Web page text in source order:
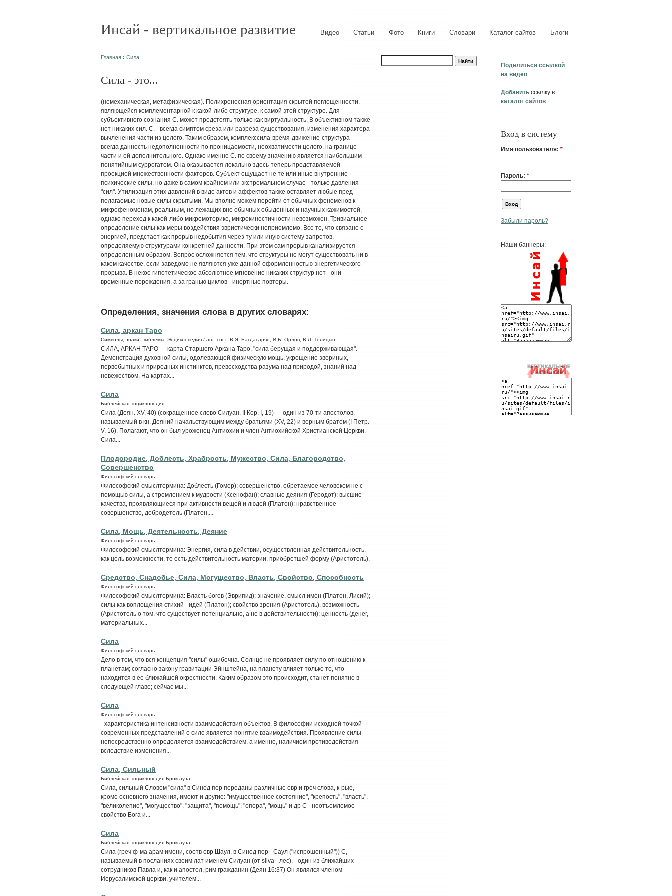
Инсай - вертикальное развитие Видео Статьи Фото Книги Словари Каталог сайтов Блоги
Поделиться ссылкой
на видео
Добавить ссылку в
каталог сайтов
Вход в систему
Имя пользователя: *
Пароль: *
Забыли пароль?
Наши баннеры:
Главная › Сила
Сила - это...
(немеханическая, метафизическая). Полихроносная ориентация скрытой поглощенности,
являющейся комплементарной к какой-либо структуре, к самой этой структуре. Для
субъективного сознания С. может предстоять только как виртуальность. В объективном также
нет никаких сил. С. - всегда симптом среза или разреза существования, изменения характера
вычленения части из целого. Таким образом, комплекссила-время-движение-структура -
всегда данность недополненности по проницаемости, неохватимости целого, на границе
части и ей дополнительного. Однако именно С. по своему значению является наибольшим
понятийным суррогатом. Она оказывается локально здесь-теперь представляемой
проекцией множественности факторов. Субъект ощущает не те или иные внутренние
психические силы, но даже в самом крайнем или экстремальном случае - только давления
"сил". Утилизация этих давлений в виде актов и аффектов также оставляет любые пред-
полагаемые новые силы скрытыми. Мы вполне можем перейти от обычных феноменов к
микрофеноменам, реальным, но лежащих вне обычных обыденных и научных кажимостей,
однако переход к какой-либо микромоторике, микрокинестичности невозможен. Тривиальное
определение силы как меры воздействия эвристически неприемлемо. Все то, что связано с
энергией, предстает как прорыв недобытия через ту или иную систему запретов,
определяемую структурами конкретней данности. При этом сам прорыв канализируется
определенным образом. Вопрос осложняется тем, что структуры не могут существовать ни в
каком качестве, если заведомо не являются уже данной оформленностью энергетического
прорыва. В некое гипотетическое абсолютное мгновение никаких структур нет - они
временные порождения, а за гранью циклов - инертные повторы.
Определения, значения слова в других словарях:
Сила, аркан Таро
Символы; знаки; эмблемы: Энциклопедия / авт.-сост. В.Э. Багдасарян; И.Б. Орлов; В.Л. Телицын
СИЛА, АРКАН ТАРО — карта Старшего Аркана Таро, "сила берущая и поддерживающая".
Демонстрация духовной силы, одолевающей физическую мощь, укрощение звериных,
первобытных и природных инстинктов, превосходства разума над природой, знаний над
невежеством. На картах...
Сила
Библейская энциклопедия
Сила (Деян. XV, 40) (сокращенное слово Силуан, II Кор. I, 19) — один из 70-ти апостолов,
называемый в кн. Деяний начальствующим между братьями (XV, 22) и верным братом (I Петр.
V, 16). Полагают, что он был уроженец Антиохии и член Антиохийской Христианской Церкви.
Сила...
Плодородие, Доблесть, Храбрость, Мужество, Сила, Благородство,
Совершенство
Философский словарь
Философский смыслтермина: Доблесть (Гомер); совершенство, обретаемое человеком не с
помощью силы, а стремлением к мудрости (Ксенофан); славные деяния (Геродот); высшие
качества, проявляющиеся при активности вещей и людей (Платон); нравственное
совершенство, добродетель (Платон,...
Сила, Мощь, Деятельность, Деяние
Философский словарь
Философский смыслтермина: Энергия, сила в действии, осуществленная действительность,
как цель возможности, то есть действительность материи, приобретшей форму (Аристотель).
Средство, Снадобье, Сила, Могущество, Власть, Свойство, Способность
Философский словарь
Философский смыслтермина: Власть богов (Эврипид); значение, смысл имен (Платон, Лисий);
силы как воплощения стихий - идей (Платон); свойство зрения (Аристотель), возможность
(Аристотель о том, что существует потенциально, а не в действительности); ценность (денег,
материальных...
Сила
Философский словарь
Дело в том, что вся концепция "силы" ошибочна. Солнце не проявляет силу по отношению к
планетам; согласно закону гравитации Эйнштейна, на планету влияет только то, что
находится в ее ближайшей окрестности. Каким образом это происходит, станет понятно в
следующей главе; сейчас мы...
Сила
Философский словарь
- характеристика интенсивности взаимодействия объектов. В философии исходной точкой
современных представлений о силе является понятие взаимодействия. Проявление силы
непосредственно определяется взаимодействием, а именно, наличием противодействия
вследствие изменения...
Сила, Сильный
Библейская энциклопедия Брокгауза
Сила, сильный Словом "сила" в Синод пер переданы различные евр и греч слова, к-рые,
кроме основного значения, имеют и другие: "имущественное состояние", "крепость", "власть",
"великолепие", "могущество", "защита", "помощь", "опора", "мощь" и др С - неотъемлемое
свойство Бога и...
Сила
Библейская энциклопедия Брокгауза
Сила (греч ф-ма арам имени, соотв евр Шаул, в Синод пер - Саул ("испрошенный")) С,
называемый в посланиях своим лат именем Силуан (от silva - лес), - один из ближайших
сотрудников Павла и, как и апостол, рим гражданин (Деян 16:37) Он являлся членом
Иерусалимской церкви, учителем...